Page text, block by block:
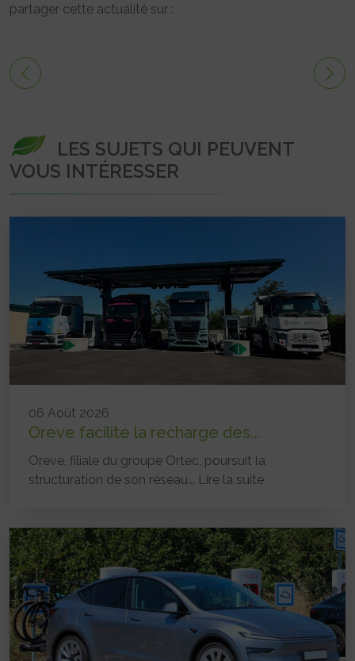
partager cette actualité sur :
LES SUJETS QUI PEUVENT
VOUS INTÉRESSER
06 Août 2026
Oreve facilite la recharge des...
Oreve, filiale du groupe Ortec, poursuit la
structuration de son réseau... Lire la suite